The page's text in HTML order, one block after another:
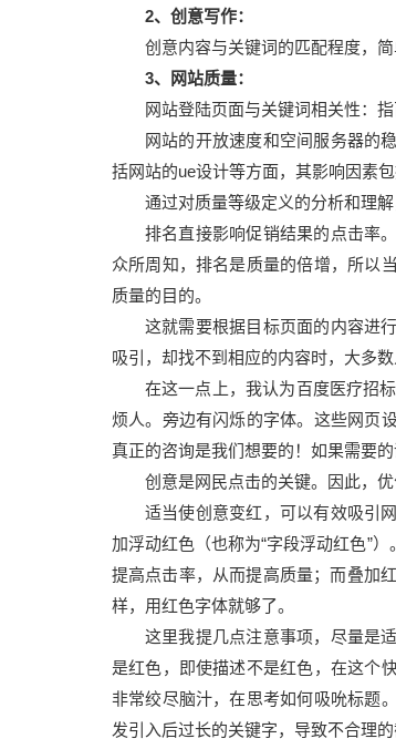
2、创意写作：
创意内容与关键词的匹配程度，
3、网站质量：
网站登陆页面与关键词相关性：
网站的开放速度和空间服务器的
括网站的ue设计等方面，其影响因素
通过对质量等级定义的分析和理
排名直接影响促销结果的点击率
众所周知，排名是质量的倍增，所以
质量的目的。
这就需要根据目标页面的内容进
吸引，却找不到相应的内容时，大多
在这一点上，我认为百度医疗招
烦人。旁边有闪烁的字体。这些网页
真正的咨询是我们想要的！如果需要
创意是网民点击的关键。因此，
适当使创意变红，可以有效吸引
加浮动红色（也称为“字段浮动红色”
提高点击率，从而提高质量；而叠加
样，用红色字体就够了。
这里我提几点注意事项，尽量是
是红色，即使描述不是红色，在这个
非常绞尽脑汁，在思考如何吸吮标题
发引入后过长的关键字，导致不合理的